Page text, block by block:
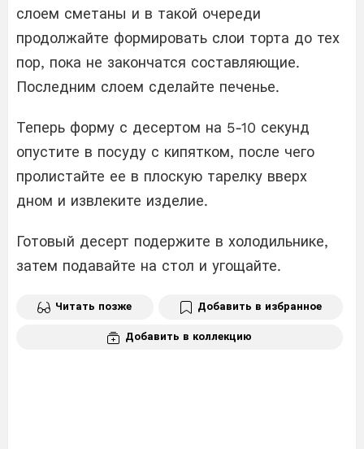
слоем сметаны и в такой очереди
продолжайте формировать слои торта до тех
пор, пока не закончатся составляющие.
Последним слоем сделайте печенье.
Теперь форму с десертом на 5-10 секунд
опустите в посуду с кипятком, после чего
пролистайте ее в плоскую тарелку вверх
дном и извлеките изделие.
Готовый десерт подержите в холодильнике,
затем подавайте на стол и угощайте.
Читать позже Добавить в избранное
Добавить в коллекцию